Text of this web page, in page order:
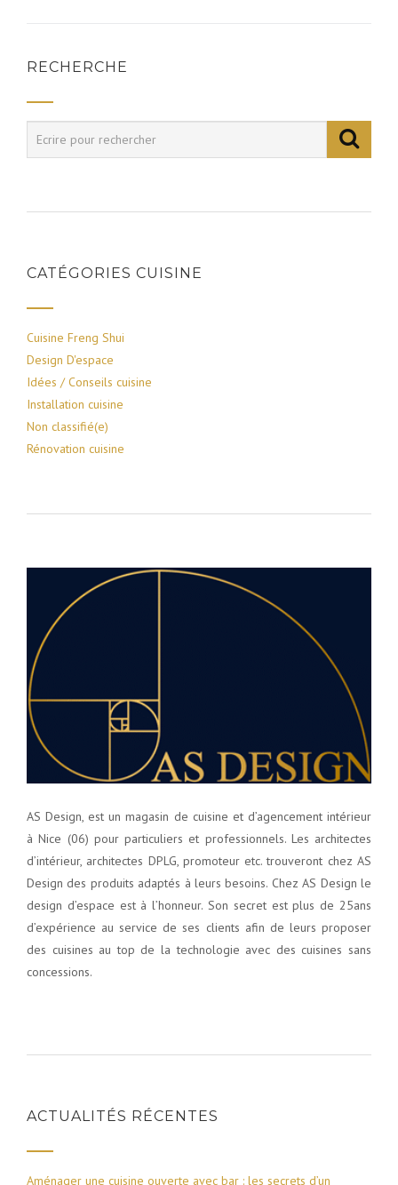
RECHERCHE
CATÉGORIES CUISINE
Cuisine Freng Shui
Design D'espace
Idées / Conseils cuisine
Installation cuisine
Non classifié(e)
Rénovation cuisine
AS Design, est un magasin de cuisine et d’agencement intérieur
à Nice (06) pour particuliers et professionnels. Les architectes
d’intérieur, architectes DPLG, promoteur etc. trouveront chez AS
Design des produits adaptés à leurs besoins. Chez AS Design le
design d’espace est à l’honneur. Son secret est plus de 25ans
d’expérience au service de ses clients afin de leurs proposer
des cuisines au top de la technologie avec des cuisines sans
concessions.
ACTUALITÉS RÉCENTES
Aménager une cuisine ouverte avec bar : les secrets d’un